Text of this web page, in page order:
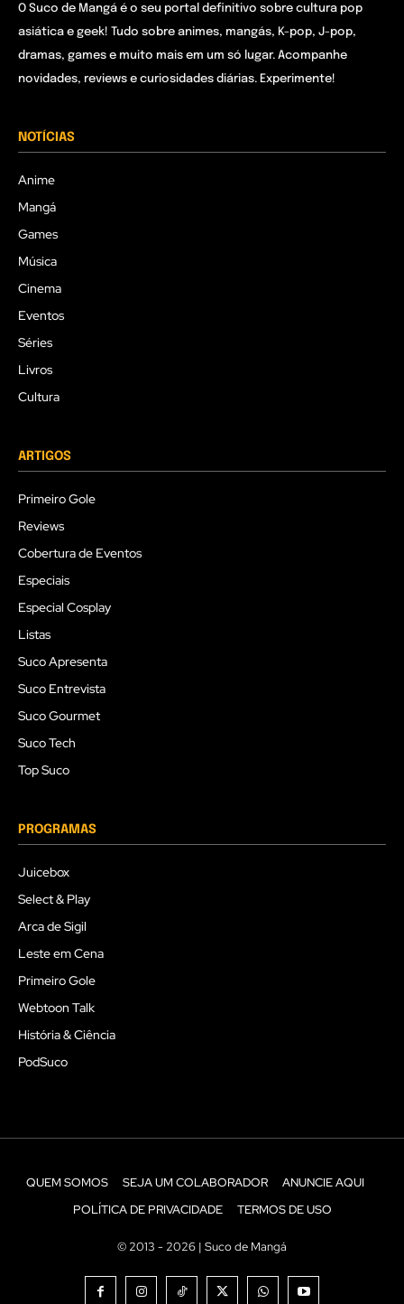
O Suco de Mangá é o seu portal definitivo sobre cultura pop
asiática e geek! Tudo sobre animes, mangás, K-pop, J-pop,
dramas, games e muito mais em um só lugar. Acompanhe
novidades, reviews e curiosidades diárias. Experimente!
NOTÍCIAS
Anime
Mangá
Games
Música
Cinema
Eventos
Séries
Livros
Cultura
ARTIGOS
Primeiro Gole
Reviews
Cobertura de Eventos
Especiais
Especial Cosplay
Listas
Suco Apresenta
Suco Entrevista
Suco Gourmet
Suco Tech
Top Suco
PROGRAMAS
Juicebox
Select & Play
Arca de Sigil
Leste em Cena
Primeiro Gole
Webtoon Talk
História & Ciência
PodSuco
QUEM SOMOS SEJA UM COLABORADOR
ANUNCIE AQUI
POLÍTICA DE PRIVACIDADE
TERMOS DE USO
© 2013 - 2026 | Suco de Mangá